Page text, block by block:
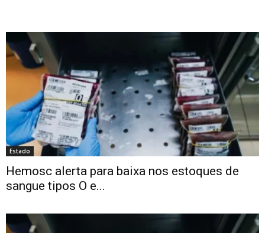
Estado
Hemosc alerta para baixa nos estoques de
sangue tipos O e...